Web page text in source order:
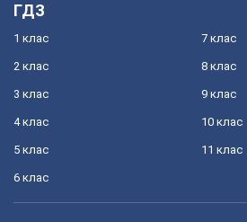
ГДЗ
1 клас
2 клас
3 клас
4 клас
5 клас
6 клас
7 клас
8 клас
9 клас
10 клас
11 клас